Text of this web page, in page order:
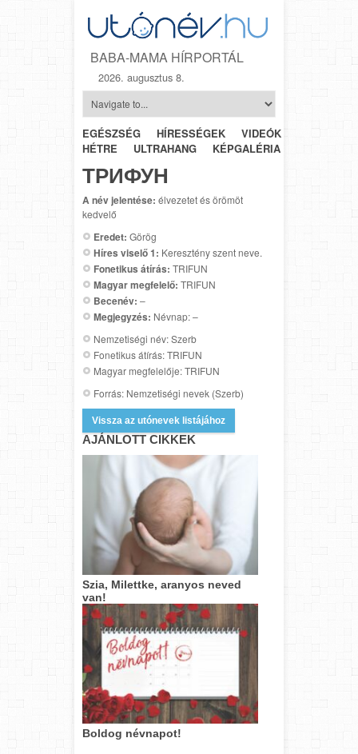
BABA-MAMA HÍRPORTÁL
2026. augusztus 8.
EGÉSZSÉG HÍRESSÉGEK VIDEÓK
HÉTRŐL-
HÉTRE
ULTRAHANG KÉPGALÉRIA
ТРИФУН
A név jelentése: élvezetet és örömöt
kedvelő
Eredet: Görög
Híres viselő 1: Keresztény szent neve.
Fonetikus átírás: TRIFUN
Magyar megfelelő: TRIFUN
Becenév: –
Megjegyzés: Névnap: –
Nemzetiségi név: Szerb
Fonetikus átírás: TRIFUN
Magyar megfelelője: TRIFUN
Forrás: Nemzetiségi nevek (Szerb)
Vissza az utónevek listájához
AJÁNLOTT CIKKEK
Szia, Milettke, aranyos neved
van!
Boldog névnapot!